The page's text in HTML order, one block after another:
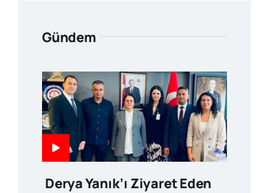
Gündem
Derya Yanık’ı Ziyaret Eden